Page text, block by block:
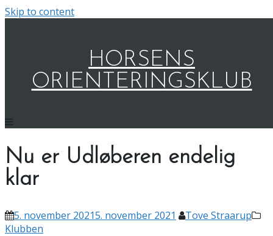
Skip to content
HORSENS
ORIENTERINGSKLUB
Nu er Udløberen endelig
klar
5. november 20215. november 2021
Tove Straarup
Klubben